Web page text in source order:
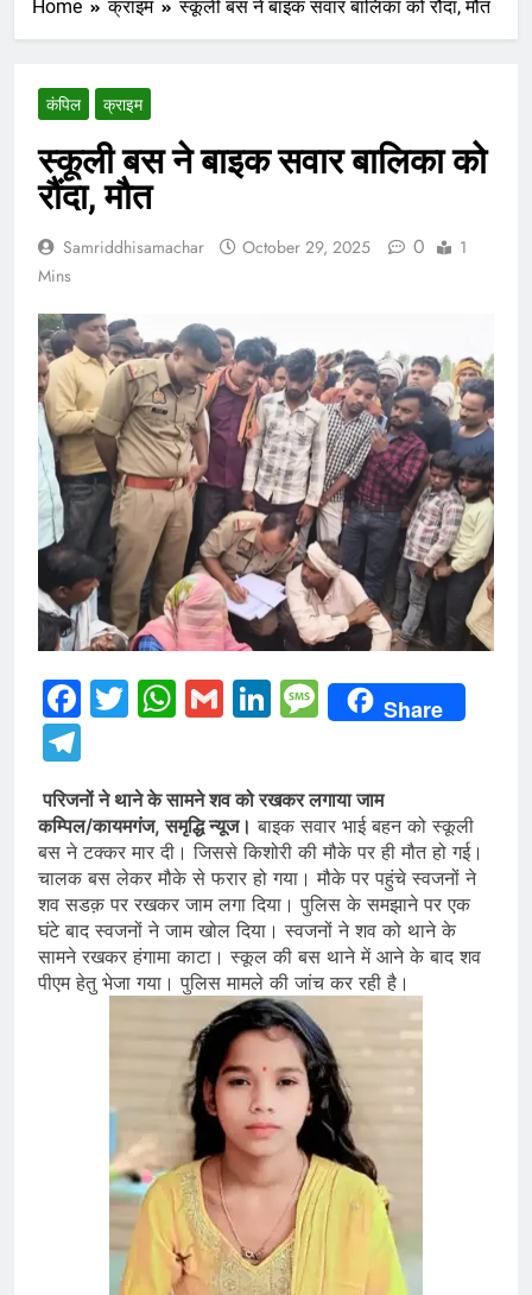
Home क्राइम स्कूली बस ने बाइक सवार बालिका को रौंदा, मौत
कंपिल क्राइम
स्कूली बस ने बाइक सवार बालिका को
रौंदा, मौत
Samriddhisamachar October 29, 2025 0
1
Mins
Facebook
Twitter
WhatsApp
GmailLinkedIn
Message
Share
परिजनों ने थाने के सामने शव को रखकर लगाया जाम
कम्पिल/कायमगंज, समृद्धि न्यूज। बाइक सवार भाई बहन को स्कूली
बस ने टक्कर मार दी। जिससे किशोरी की मौके पर ही मौत हो गई।
चालक बस लेकर मौके से फरार हो गया। मौके पर पहुंचे स्वजनों ने
शव सडक़ पर रखकर जाम लगा दिया। पुलिस के समझाने पर एक
घंटे बाद स्वजनों ने जाम खोल दिया। स्वजनों ने शव को थाने के
सामने रखकर हंगामा काटा। स्कूल की बस थाने में आने के बाद शव
पीएम हेतु भेजा गया। पुलिस मामले की जांच कर रही है।